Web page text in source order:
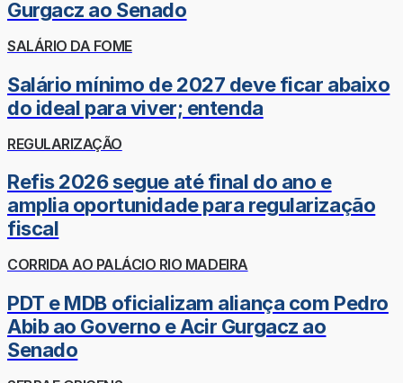
Gurgacz ao Senado
SALÁRIO DA FOME
Salário mínimo de 2027 deve ficar abaixo
do ideal para viver; entenda
REGULARIZAÇÃO
Refis 2026 segue até final do ano e
amplia oportunidade para regularização
fiscal
CORRIDA AO PALÁCIO RIO MADEIRA
PDT e MDB oficializam aliança com Pedro
Abib ao Governo e Acir Gurgacz ao
Senado